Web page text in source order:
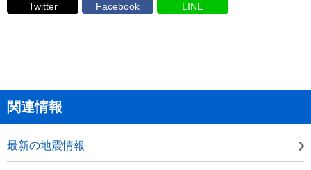
Twitter Facebook LINE
関連情報
最新の地震情報